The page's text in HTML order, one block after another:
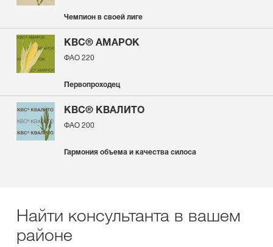
Чемпион в своей лиге
КВС® АМАРОК
ФАО 220
Первопроходец
КВС® КВАЛИТО
ФАО 200
Гармония объема и качества силоса
Найти консультанта в вашем
районе